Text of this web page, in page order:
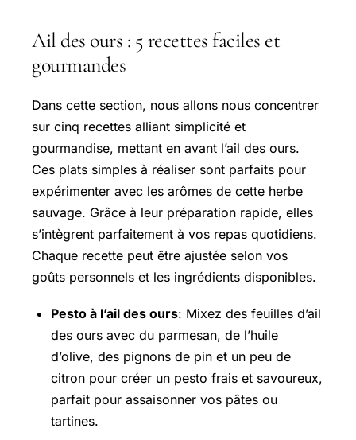
Ail des ours : 5 recettes faciles et
gourmandes
Dans cette section, nous allons nous concentrer
sur cinq recettes alliant simplicité et
gourmandise, mettant en avant l’ail des ours.
Ces plats simples à réaliser sont parfaits pour
expérimenter avec les arômes de cette herbe
sauvage. Grâce à leur préparation rapide, elles
s’intègrent parfaitement à vos repas quotidiens.
Chaque recette peut être ajustée selon vos
goûts personnels et les ingrédients disponibles.
Pesto à l’ail des ours: Mixez des feuilles d’ail
des ours avec du parmesan, de l’huile
d’olive, des pignons de pin et un peu de
citron pour créer un pesto frais et savoureux,
parfait pour assaisonner vos pâtes ou
tartines.